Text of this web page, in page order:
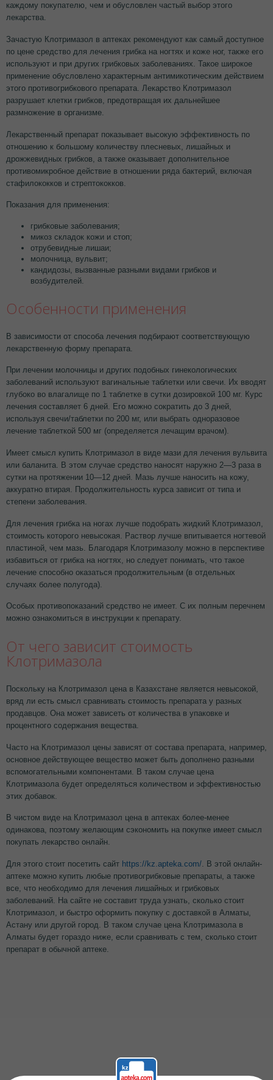
каждому покупателю, чем и обусловлен частый выбор этого
лекарства.
Зачастую Клотримазол в аптеках рекомендуют как самый доступное
по цене средство для лечения грибка на ногтях и коже ног, также его
используют и при других грибковых заболеваниях. Такое широкое
применение обусловлено характерным антимикотическим действием
этого противогрибкового препарата. Лекарство Клотримазол
разрушает клетки грибков, предотвращая их дальнейшее
размножение в организме.
Лекарственный препарат показывает высокую эффективность по
отношению к большому количеству плесневых, лишайных и
дрожжевидных грибков, а также оказывает дополнительное
противомикробное действие в отношении ряда бактерий, включая
стафилококков и стрептококков.
Показания для применения:
грибковые заболевания;
микоз складок кожи и стоп;
отрубевидные лишаи;
молочница, вульвит;
кандидозы, вызванные разными видами грибков и
возбудителей.
Особенности применения
В зависимости от способа лечения подбирают соответствующую
лекарственную форму препарата.
При лечении молочницы и других подобных гинекологических
заболеваний используют вагинальные таблетки или свечи. Их вводят
глубоко во влагалище по 1 таблетке в сутки дозировкой 100 мг. Курс
лечения составляет 6 дней. Его можно сократить до 3 дней,
используя свечи/таблетки по 200 мг, или выбрать одноразовое
лечение таблеткой 500 мг (определяется лечащим врачом).
Имеет смысл купить Клотримазол в виде мази для лечения вульвита
или баланита. В этом случае средство наносят наружно 2—3 раза в
сутки на протяжении 10—12 дней. Мазь лучше наносить на кожу,
аккуратно втирая. Продолжительность курса зависит от типа и
степени заболевания.
Для лечения грибка на ногах лучше подобрать жидкий Клотримазол,
стоимость которого невысокая. Раствор лучше впитывается ногтевой
пластиной, чем мазь. Благодаря Клотримазолу можно в перспективе
избавиться от грибка на ногтях, но следует понимать, что такое
лечение способно оказаться продолжительным (в отдельных
случаях более полугода).
Особых противопоказаний средство не имеет. С их полным перечнем
можно ознакомиться в инструкции к препарату.
От чего зависит стоимость
Клотримазола
Поскольку на Клотримазол цена в Казахстане является невысокой,
вряд ли есть смысл сравнивать стоимость препарата у разных
продавцов. Она может зависеть от количества в упаковке и
процентного содержания вещества.
Часто на Клотримазол цены зависят от состава препарата, например,
основное действующее вещество может быть дополнено разными
вспомогательными компонентами. В таком случае цена
Клотримазола будет определяться количеством и эффективностью
этих добавок.
В чистом виде на Клотримазол цена в аптеках более-менее
одинакова, поэтому желающим сэкономить на покупке имеет смысл
покупать лекарство онлайн.
Для этого стоит посетить сайт https://kz.apteka.com/ . В этой онлайн-
аптеке можно купить любые противогрибковые препараты, а также
все, что необходимо для лечения лишайных и грибковых
заболеваний. На сайте не составит труда узнать, сколько стоит
Клотримазол, и быстро оформить покупку с доставкой в Алматы,
Астану или другой город. В таком случае цена Клотримазола в
Алматы будет гораздо ниже, если сравнивать с тем, сколько стоит
препарат в обычной аптеке.